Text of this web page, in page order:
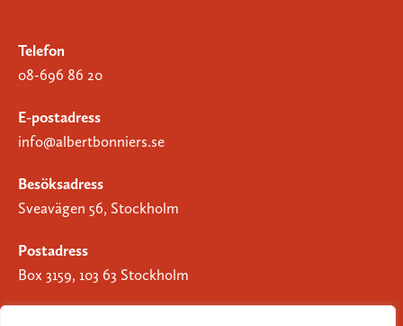
Telefon
08-696 86 20
E-postadress
info@albertbonniers.se
Besöksadress
Sveavägen 56, Stockholm
Postadress
Box 3159, 103 63 Stockholm